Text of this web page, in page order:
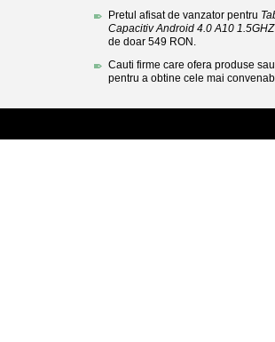
Pretul afisat de vanzator pentru
Capacitiv Android 4.0 A10
de doar 549 RON.
Cauti firme care ofera produse
pentru a obtine cele mai